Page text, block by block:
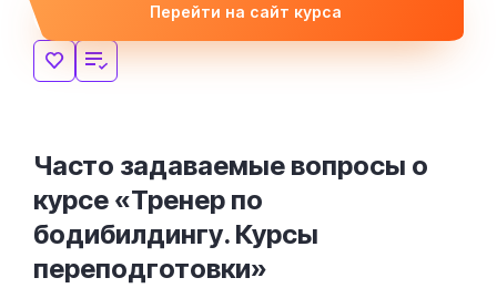
Перейти на сайт курса
Часто задаваемые вопросы о
курсе «Тренер по
бодибилдингу. Курсы
переподготовки»